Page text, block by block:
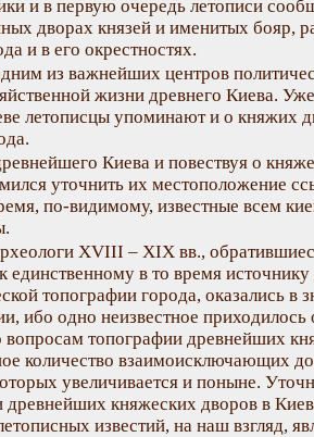
и в первую очередь летописи
дворах князей и именитых бояр,
и в его окрестностях.
из важнейших центров
жизни древнего Киева.
летописцы упоминают и о княжих
Киева и повествуя о
уточнить их местоположение
по-видимому, известные всем
XVIII – XIX вв.,
единственному в то время источнику
топографии города, оказались в
ибо одно неизвестное приходилось
топографии древнейших
количество взаимоисключающих
увеличивается и поныне.
древнейших княжеских дворов в
известий, на наш взгляд,